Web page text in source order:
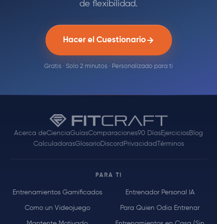
de flexibilidad.
Hacer el Cuestionario
Gratis · Solo 2 minutos · Personalizado para ti
Acerca deCienciaGuíasComparaciones90 DíasEjerciciosBlog
CalculadorasGlosarioDiscord Privacidad Términos
PARA TI
Entrenamientos Gamificados Entrenador Personal IA
Como un Videojuego Para Quien Odia Entrenar